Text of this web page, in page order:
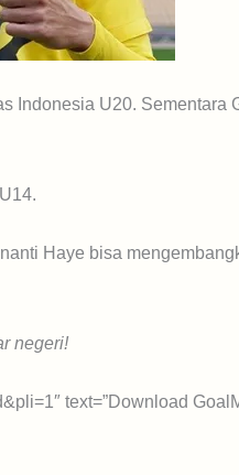
Indonesia U20. Sementara
Haye bisa
negeri!
text=”Download